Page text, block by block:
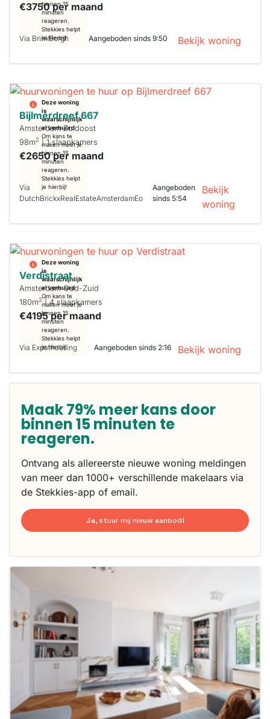
binnen 15
minuten
reageren.
Stekkies helpt
je hierbij!
€3750 per maand
Via BrinkBorgh Aangeboden sinds 9:50 Bekijk woning
Deze woning
is
waarschijnlijk
al verhuurd
Om kans te
maken moet je
binnen 15
minuten
reageren.
Stekkies helpt
je hierbij!
Bijlmerdreef 667
Amsterdam Zuidoost
98m2 | 1 slaapkamers
€2650 per maand
Via
DutchBrickxRealEstateAmsterdamEo
Aangeboden
sinds 5:54
Bekijk
woning
Deze woning
is
waarschijnlijk
al verhuurd
Om kans te
maken moet je
binnen 15
minuten
reageren.
Stekkies helpt
je hierbij!
Verdistraat
Amsterdam Oud-Zuid
180m2| 4 slaapkamers
€4195 per maand
Via Expathousing Aangeboden sinds 2:16 Bekijk woning
Maak 79% meer kans door
binnen 15 minuten te
reageren.
Ontvang als allereerste nieuwe woning meldingen
van meer dan 1000+ verschillende makelaars via
de Stekkies-app of email.
Ja, stuur mij nieuw aanbod!
waarschijnlijk
al verhuurd
Om kans te
maken moet je
binnen 15
minuten
reageren.
Stekkies helpt
je hierbij!